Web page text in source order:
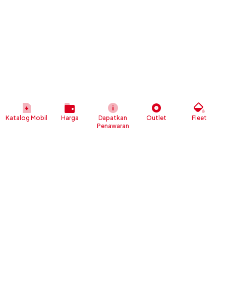
Katalog Mobil Harga
Dapatkan
Penawaran
Outlet Fleet